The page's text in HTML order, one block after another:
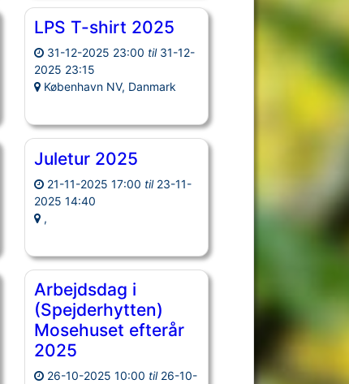
LPS T-shirt 2025
31-12-2025 23:00 til 31-12-
2025 23:15
København NV, Danmark
Juletur 2025
21-11-2025 17:00 til 23-11-
2025 14:40
,
Arbejdsdag i
(Spejderhytten)
Mosehuset efterår
2025
26-10-2025 10:00 til 26-10-